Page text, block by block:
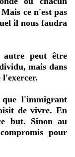
ce n'est pas
il nous faudra
peut être
mais dans
l'exercer.
l'immigrant
de vivre. En
but. Sinon au
pour